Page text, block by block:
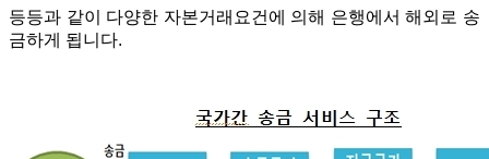
등등과 같이 다양한 자본거래요건에 의해 은행에서 해외로 송
금하게 됩니다.